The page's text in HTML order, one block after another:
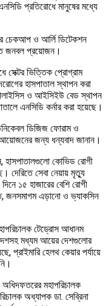
প্রতিরোধে মানুষের মধ্যে
চেকআপ ও আর্লি ডিটেকশন
জনবল প্রয়োজন।
সেক্টর ভিত্তিক প্রোগ্রাম
হাসপাতাল স্থাপন করা
ও আইসিইউ বেড স্থাপন
এনসিডি কর্নার করা হয়েছে।
ডিজিজ ফোরাম ও
আয়োজনের জন্য ধন্যবাদ জানান।
হাসপাতালগুলো কোভিড রোগী
দেরিতে সেবা নেয়ায় মৃত্যু
১৫ হাজারের বেশি রোগী
জনসমাগম এড়ানো ও ভ্যাকসিন
টেড্রোস আধানম
মধ্যম আয়ের দেশগুলোর
প্রাইমারি হেলথ কেয়ার পর্যায়ে
মহাপরিচালক
অধ্যাপক ডা. সেব্রিনা